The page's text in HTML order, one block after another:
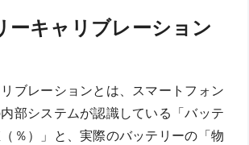
ーキャリブレーション
ブレーションとは、スマートフォン
部システムが認識している「バッテ
％）」と、実際のバッテリーの「物